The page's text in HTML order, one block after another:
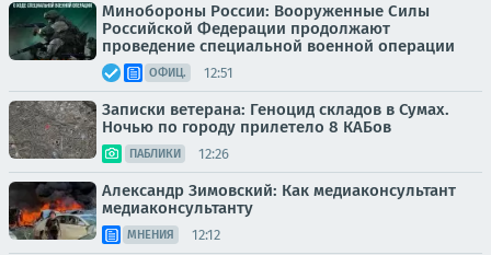
Минобороны России: Вооруженные Силы
Российской Федерации продолжают
проведение специальной военной операции
ОФИЦ. 12:51
Записки ветерана: Геноцид складов в Сумах.
Ночью по городу прилетело 8 КАБов
ПАБЛИКИ 12:26
Александр Зимовский: Как медиаконсультант
медиаконсультанту
МНЕНИЯ 12:12